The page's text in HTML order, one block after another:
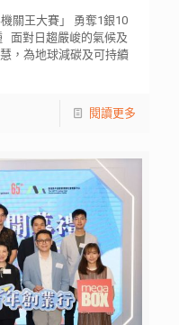
關王大賽」 勇奪1銀10
面對日趨嚴峻的氣候及
，為地球減碳及可持續
閱讀更多